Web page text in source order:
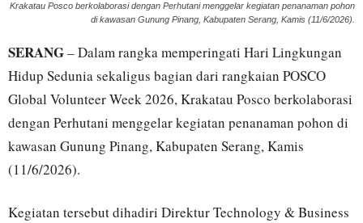
Krakatau Posco berkolaborasi dengan Perhutani menggelar kegiatan penanaman pohon
di kawasan Gunung Pinang, Kabupaten Serang, Kamis (11/6/2026).
SERANG– Dalam rangka memperingati Hari Lingkungan
Hidup Sedunia sekaligus bagian dari rangkaian POSCO
Global Volunteer Week 2026, Krakatau Posco berkolaborasi
dengan Perhutani menggelar kegiatan penanaman pohon di
kawasan Gunung Pinang, Kabupaten Serang, Kamis
(11/6/2026).
Kegiatan tersebut dihadiri Direktur Technology & Business